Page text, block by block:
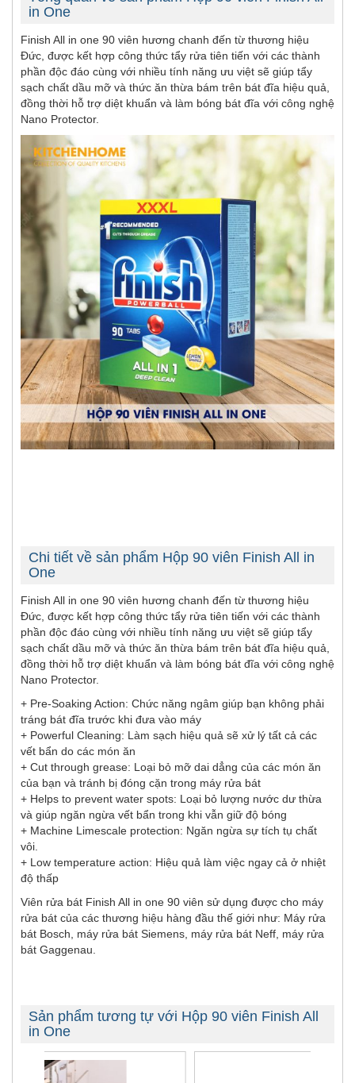
in One
Finish All in one 90 viên hương chanh đến từ thương hiệu
Đức, được kết hợp công thức tẩy rửa tiên tiến với các thành
phần độc đáo cùng với nhiều tính năng ưu việt sẽ giúp tẩy
sạch chất dầu mỡ và thức ăn thừa bám trên bát đĩa hiệu quả,
đồng thời hỗ trợ diệt khuẩn và làm bóng bát đĩa với công nghệ
Nano Protector.
Chi tiết về sản phẩm Hộp 90 viên Finish All in
One
Finish All in one 90 viên hương chanh đến từ thương hiệu
Đức, được kết hợp công thức tẩy rửa tiên tiến với các thành
phần độc đáo cùng với nhiều tính năng ưu việt sẽ giúp tẩy
sạch chất dầu mỡ và thức ăn thừa bám trên bát đĩa hiệu quả,
đồng thời hỗ trợ diệt khuẩn và làm bóng bát đĩa với công nghệ
Nano Protector.
+ Pre-Soaking Action: Chức năng ngâm giúp bạn không phải
tráng bát đĩa trước khi đưa vào máy
+ Powerful Cleaning: Làm sạch hiệu quả sẽ xử lý tất cả các
vết bẩn do các món ăn
+ Cut through grease: Loại bỏ mỡ dai dẳng của các món ăn
của bạn và tránh bị đóng cặn trong máy rửa bát
+ Helps to prevent water spots: Loại bỏ lượng nước dư thừa
và giúp ngăn ngừa vết bẩn trong khi vẫn giữ độ bóng
+ Machine Limescale protection: Ngăn ngừa sự tích tụ chất
vôi.
+ Low temperature action: Hiệu quả làm việc ngay cả ở nhiệt
độ thấp
Viên rửa bát Finish All in one 90 viên sử dụng được cho máy
rửa bát của các thương hiệu hàng đầu thế giới như: Máy rửa
bát Bosch, máy rửa bát Siemens, máy rửa bát Neff, máy rửa
bát Gaggenau.
Sản phẩm tương tự với Hộp 90 viên Finish All
in One